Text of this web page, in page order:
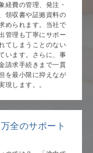
経費の管理、発注・
領収書や証拠資料の
められます。当社で
管理も丁寧にサポー
てしまうことのない
います。さらに、事
請求手続きまで一貫
を最小限に抑えなが
現します。。
全のサポート